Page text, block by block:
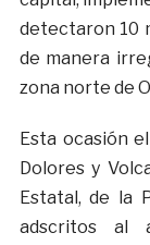
detectaron 10
de manera
zona norte de
Esta ocasión
Dolores y
Estatal, de la
adscritos al